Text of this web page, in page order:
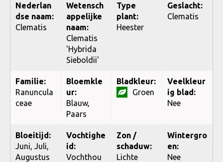
Nederlan
dse naam:
Clematis
Wetensch
appelijke
naam:
Clematis
'Hybrida
Sieboldii'
Type
plant:
Heester
Geslacht:
Clematis
Familie:
Ranuncula
ceae
Bloemkle
ur:
Blauw,
Paars
Bladkleur:
Groen
Veelkleur
ig blad:
Nee
Bloeitijd:
Juni, Juli,
Augustus
Vochtighe
id:
Vochthou
Zon /
schaduw:
Lichte
Wintergro
en:
Nee